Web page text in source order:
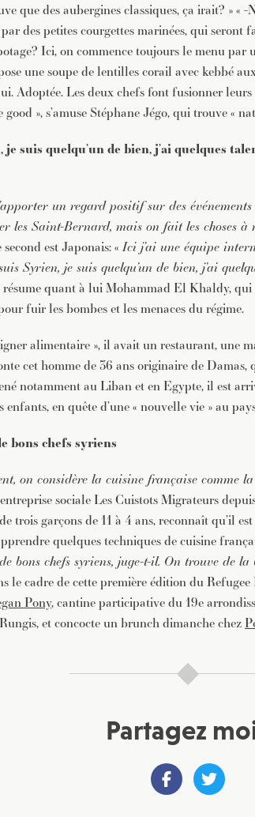
que des aubergines classiques, ça irait? » «
des petites courgettes marinées, qui seront
Ici, on commence toujours le menu par
une soupe de lentilles corail avec kebbé
Adoptée. Les deux chefs font fusionner leurs
», s’amuse Stéphane Jégo, qui trouve «
suis quelqu’un de bien, j’ai quelques
un regard positif sur des
les Saint-Bernard, mais on fait les choses à
est Japonais: «Ici j’ai une équipe
Syrien, je suis quelqu’un de bien, j’ai
résume quant à lui Mohammad El Khaldy,
fuir les bombes et les menaces du régime.
alimentaire », il avait un restaurant, une
cet homme de 36 ans originaire de Damas,
notamment au Liban et en Egypte, il est
enfants, en quête d’une « nouvelle vie » au
bons chefs syriens
on considère la cuisine française comme
sociale Les Cuistots Migrateurs
trois garçons de 11 à 4 ans, reconnaît qu’il est
quelques techniques de cuisine
bons chefs syriens, juge-t-il. On trouve de la
le cadre de cette première édition du
Pony, cantine participative du 19e
et concocte un brunch dimanche chez
Partagez